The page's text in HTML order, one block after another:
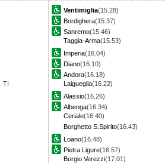
TI
Ventimiglia(15.28)
Bordighera(15.37)
Sanremo(15.46)
Taggia-Arma(15.53)
Imperia(16.04)
Diano(16.10)
Andora(16.18)
Laigueglia(16.22)
Alassio(16.26)
Albenga(16.34)
Ceriale(16.40)
Borghetto S.Spirito(16.43)
Loano(16.48)
Pietra Ligure(16.57)
Borgio Verezzi(17.01)